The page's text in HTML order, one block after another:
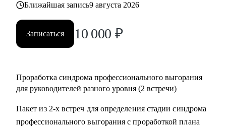
Ближайшая запись9 августа 2026
Записаться 10 000 ₽
Проработка синдрома профессионального выгорания
для руководителей разного уровня (2 встречи)
Пакет из 2-х встреч для определения стадии синдрома
профессионального выгорания с проработкой плана